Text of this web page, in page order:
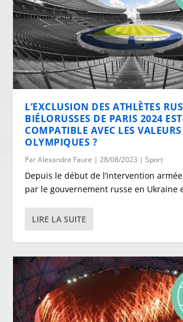
L’EXCLUSION DES ATHLÈTES
BIÉLORUSSES DE PARIS 2024
COMPATIBLE AVEC LES VALEURS
OLYMPIQUES ?
ParAlexandre Faure |28/08/2023 |Sport
Depuis le début de l’intervention
par le gouvernement russe en Ukraine
LIRE LA SUITE